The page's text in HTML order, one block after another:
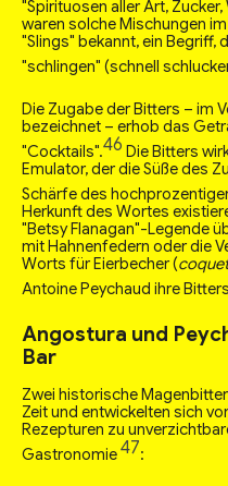
"Spirituosen aller Art,
waren solche Mischungen
"Slings" bekannt, ein
"schlingen" (schnell
Die Zugabe der Bitters – im
bezeichnet – erhob das
"Cocktails".46 Die Bitters
Emulator, der die Süße des
Schärfe des
Herkunft des Wortes
"Betsy Flanagan"-Legende
mit Hahnenfedern oder die
Worts für Eierbecher (
Antoine Peychaud ihre
Angostura und
Bar
Zwei historische
Zeit und entwickelten sich
Rezepturen zu
Gastronomie47: